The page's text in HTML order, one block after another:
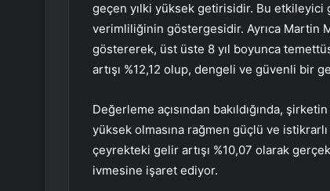
geçen yılki yüksek getirisidir. Bu
verimliliğinin göstergesidir. Ayrıca Martin
göstererek, üst üste 8 yıl boyunca
artışı %12,12 olup, dengeli ve güvenli bir
Değerleme açısından bakıldığında,
yüksek olmasına rağmen güçlü ve
çeyrekteki gelir artışı %10,07 olarak
ivmesine işaret ediyor.